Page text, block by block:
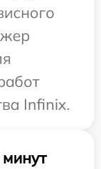
Infinix.